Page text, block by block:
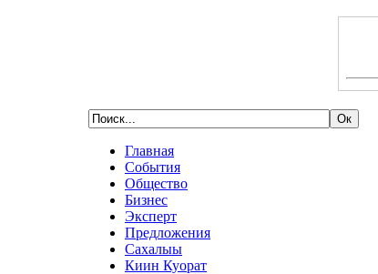
Главная
События
Общество
Бизнес
Эксперт
Предложения
Сахалыы
Киин Куорат